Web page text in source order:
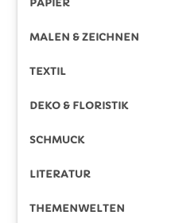
PAPIER
MALEN & ZEICHNEN
TEXTIL
DEKO & FLORISTIK
SCHMUCK
LITERATUR
THEMENWELTEN